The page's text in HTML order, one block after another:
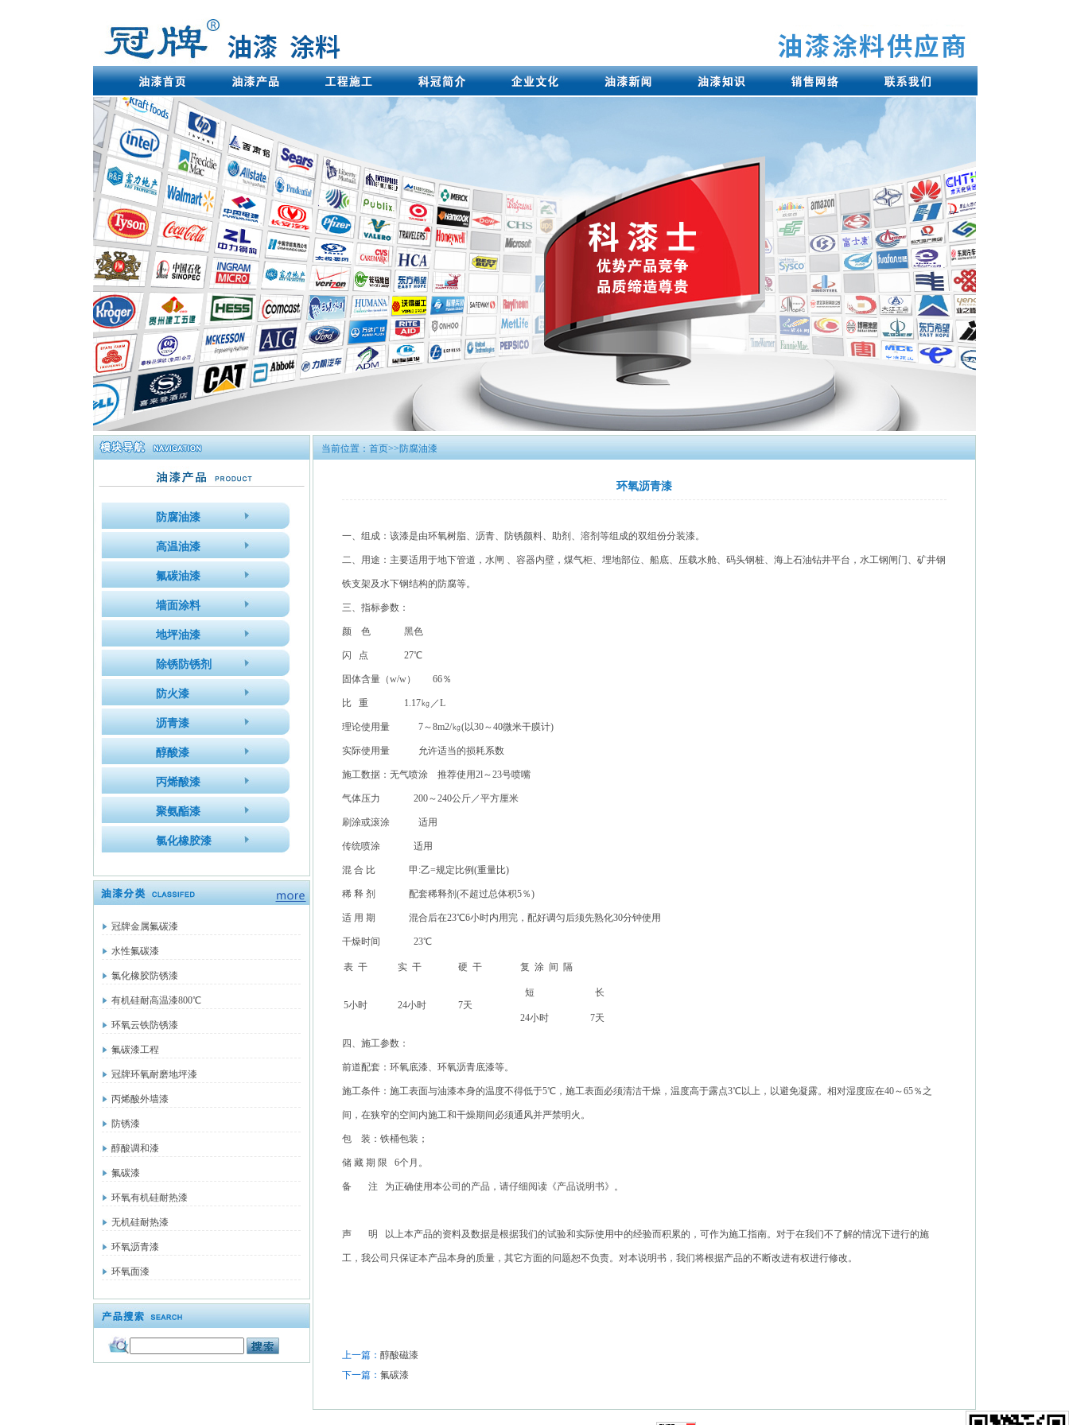
防腐油漆
高温油漆
氟碳油漆
墙面涂料
地坪油漆
除锈防锈剂
防火漆
沥青漆
醇酸漆
丙烯酸漆
聚氨酯漆
氯化橡胶漆
冠牌金属氟碳漆
水性氟碳漆
氯化橡胶防锈漆
有机硅耐高温漆800℃
环氧云铁防锈漆
氟碳漆工程
冠牌环氧耐磨地坪漆
丙烯酸外墙漆
防锈漆
醇酸调和漆
氟碳漆
环氧有机硅耐热漆
无机硅耐热漆
环氧沥青漆
环氧面漆
当前位置：首页>>防腐油漆
环氧沥青漆
一、组成：该漆是由环氧树脂、沥青、防锈颜料、助剂、溶剂等组成的双组份分装漆。
二、用途：主要适用于地下管道，水闸 、容器内壁，煤气柜、埋地部位、船底、压载水舱、码头钢桩、海上石油钻井平台，水工钢闸门、矿井钢
铁支架及水下钢结构的防腐等。
三、指标参数：
颜 色 黑色
闪 点 27℃
固体含量（w/w） 66％
比 重 1.17㎏／L
理论使用量 7～8m2/㎏(以30～40微米干膜计)
实际使用量 允许适当的损耗系数
施工数据：无气喷涂 推荐使用2l～23号喷嘴
气体压力 200～240公斤／平方厘米
刷涂或滚涂 适用
传统喷涂 适用
混 合 比 甲:乙=规定比例(重量比)
稀 释 剂 配套稀释剂(不超过总体积5％)
适 用 期 混合后在23℃6小时内用完，配好调匀后须先熟化30分钟使用
干燥时间 23℃
表 干 实 干 硬 干 复 涂 间 隔
5小时 24小时 7天
短 长
24小时 7天
四、施工参数：
前道配套：环氧底漆、环氧沥青底漆等。
施工条件：施工表面与油漆本身的温度不得低于5℃，施工表面必须清洁干燥，温度高于露点3℃以上，以避免凝露。相对湿度应在40～65％之
间，在狭窄的空间内施工和干燥期间必须通风并严禁明火。
包 装：铁桶包装；
储 藏 期 限 6个月。
备 注 为正确使用本公司的产品，请仔细阅读《产品说明书》。
声 明 以上本产品的资料及数据是根据我们的试验和实际使用中的经验而积累的，可作为施工指南。对于在我们不了解的情况下进行的施
工，我公司只保证本产品本身的质量，其它方面的问题恕不负责。对本说明书，我们将根据产品的不断改进有权进行修改。
上一篇： 醇酸磁漆
下一篇： 氟碳漆